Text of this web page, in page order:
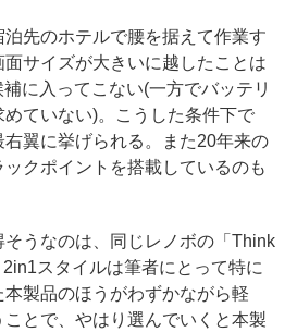
先のホテルで腰を据えて作業す
サイズが大きいに越したことは
に入ってこない(一方でバッテリ
ていない)。こうした条件下で
翼に挙げられる。また20年来の
クポイントを搭載しているのも
うなのは、同じレノボの「Think
スタイルは筆者にとって特に
製品のほうがわずかながら軽
ことで、やはり選んでいくと本製